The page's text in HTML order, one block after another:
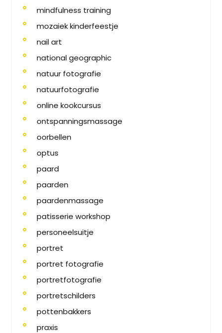
mindfulness training
mozaiek kinderfeestje
nail art
national geographic
natuur fotografie
natuurfotografie
online kookcursus
ontspanningsmassage
oorbellen
optus
paard
paarden
paardenmassage
patisserie workshop
personeelsuitje
portret
portret fotografie
portretfotografie
portretschilders
pottenbakkers
praxis